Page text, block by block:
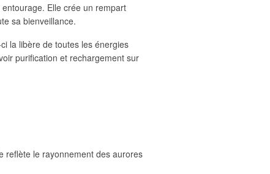
Elle crée un rempart
sa bienveillance.
la libère de toutes les énergies
purification et rechargement sur
reflète le rayonnement des aurores